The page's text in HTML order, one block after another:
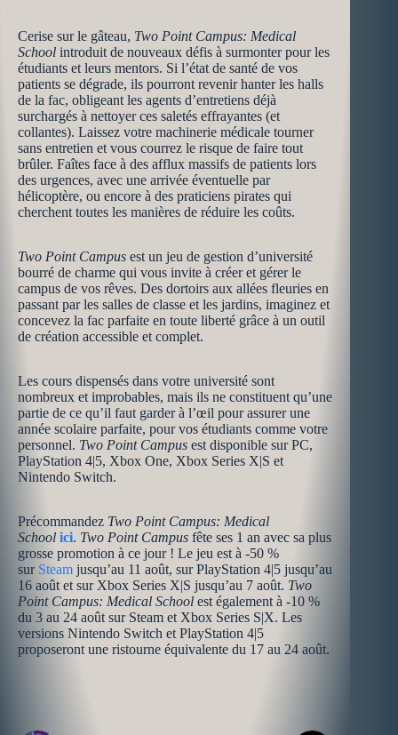
Cerise sur le gâteau, Two Point Campus: Medical
School introduit de nouveaux défis à surmonter pour les
étudiants et leurs mentors. Si l’état de santé de vos
patients se dégrade, ils pourront revenir hanter les halls
de la fac, obligeant les agents d’entretiens déjà
surchargés à nettoyer ces saletés effrayantes (et
collantes). Laissez votre machinerie médicale tourner
sans entretien et vous courrez le risque de faire tout
brûler. Faîtes face à des afflux massifs de patients lors
des urgences, avec une arrivée éventuelle par
hélicoptère, ou encore à des praticiens pirates qui
cherchent toutes les manières de réduire les coûts.
Two Point Campus est un jeu de gestion d’université
bourré de charme qui vous invite à créer et gérer le
campus de vos rêves. Des dortoirs aux allées fleuries en
passant par les salles de classe et les jardins, imaginez et
concevez la fac parfaite en toute liberté grâce à un outil
de création accessible et complet.
Les cours dispensés dans votre université sont
nombreux et improbables, mais ils ne constituent qu’une
partie de ce qu’il faut garder à l’œil pour assurer une
année scolaire parfaite, pour vos étudiants comme votre
personnel. Two Point Campus est disponible sur PC,
PlayStation 4|5, Xbox One, Xbox Series X|S et
Nintendo Switch.
Précommandez Two Point Campus: Medical
School ici. Two Point Campus fête ses 1 an avec sa plus
grosse promotion à ce jour ! Le jeu est à -50 %
sur Steam jusqu’au 11 août, sur PlayStation 4|5 jusqu’au
16 août et sur Xbox Series X|S jusqu’au 7 août. Two
Point Campus: Medical School est également à -10 %
du 3 au 24 août sur Steam et Xbox Series S|X. Les
versions Nintendo Switch et PlayStation 4|5
proposeront une ristourne équivalente du 17 au 24 août.